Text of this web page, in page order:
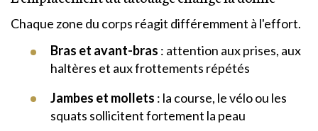
Chaque zone du corps réagit différemment à l'effort.
Bras et avant-bras : attention aux prises, aux
haltères et aux frottements répétés
Jambes et mollets : la course, le vélo ou les
squats sollicitent fortement la peau